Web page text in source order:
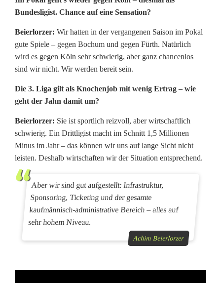
Bundesligist. Chance auf eine Sensation?
Beierlorzer: Wir hatten in der vergangenen Saison im Pokal
gute Spiele – gegen Bochum und gegen Fürth. Natürlich
wird es gegen Köln sehr schwierig, aber ganz chancenlos
sind wir nicht. Wir werden bereit sein.
Die 3. Liga gilt als Knochenjob mit wenig Ertrag – wie
geht der Jahn damit um?
Beierlorzer: Sie ist sportlich reizvoll, aber wirtschaftlich
schwierig. Ein Drittligist macht im Schnitt 1,5 Millionen
Minus im Jahr – das können wir uns auf lange Sicht nicht
leisten. Deshalb wirtschaften wir der Situation entsprechend.
Aber wir sind gut aufgestellt: Infrastruktur,
Sponsoring, Ticketing und der gesamte
kaufmännisch-administrative Bereich – alles auf
sehr hohem Niveau.
Achim Beierlorzer